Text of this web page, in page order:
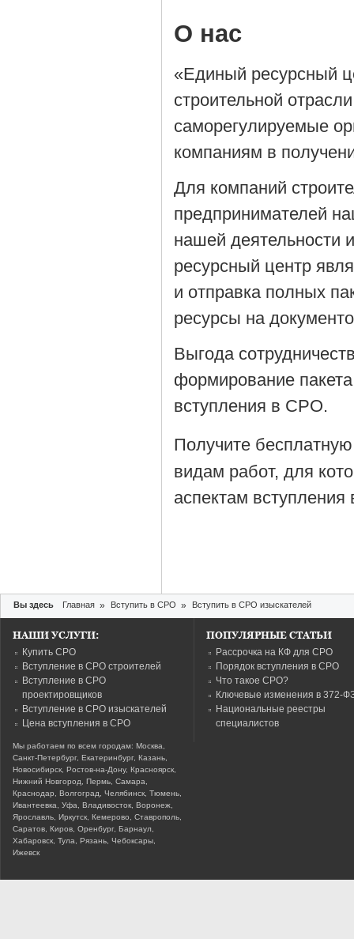
О нас
«Единый ресурсный
строительной
саморегулируемые
компаниям в
Для компаний
предпринимателей
нашей деятельности
ресурсный центр
и отправка полных
ресурсы на
Выгода
формирование
вступления в СРО.
Получите
видам работ, для
аспектам
Вы здесь Главная » Вступить в СРО » Вступить в СРО изыскателей
НАШИ УСЛУГИ:
Купить СРО
Вступление в СРО строителей
Вступление в СРО
проектировщиков
Вступление в СРО изыскателей
Цена вступления в СРО
Мы работаем по всем городам: Москва,
Санкт-Петербург, Екатеринбург, Казань,
Новосибирск, Ростов-на-Дону, Красноярск,
Нижний Новгород, Пермь, Самара,
Краснодар, Волгоград, Челябинск, Тюмень,
Ивантеевка, Уфа, Владивосток, Воронеж,
Ярославль, Иркутск, Кемерово, Ставрополь,
Саратов, Киров, Оренбург, Барнаул,
Хабаровск, Тула, Рязань, Чебоксары,
Ижевск
ПОПУЛЯРНЫЕ СТАТЬИ
Рассрочка на КФ для СРО
Порядок вступления в СРО
Что такое СРО?
Ключевые изменения в 372-
Национальные реестры
специалистов